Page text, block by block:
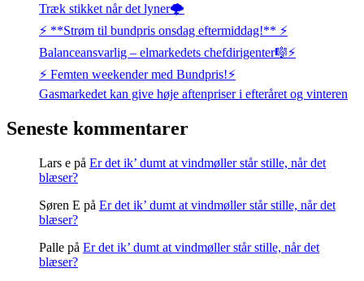
Træk stikket når det lyner🌩️
⚡️ **Strøm til bundpris onsdag eftermiddag!** ⚡️
Balanceansvarlig – elmarkedets chefdirigenter🎼⚡
⚡️ Femten weekender med Bundpris!⚡️
Gasmarkedet kan give høje aftenpriser i efteråret og vinteren
Seneste kommentarer
Lars e på Er det ik’ dumt at vindmøller står stille, når det
blæser?
Søren E på Er det ik’ dumt at vindmøller står stille, når det
blæser?
Palle på Er det ik’ dumt at vindmøller står stille, når det
blæser?